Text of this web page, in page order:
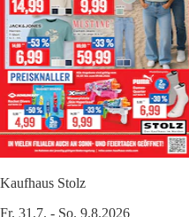
Kaufhaus Stolz
Fr. 31.7. - So. 9.8.2026